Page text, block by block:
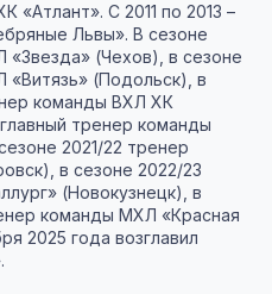
«Атлант». С 2011 по 2013 –
Львы». В сезоне
«Звезда» (Чехов), в сезоне
«Витязь» (Подольск), в
команды ВХЛ ХК
тренер команды
2021/22 тренер
в сезоне 2022/23
(Новокузнецк), в
команды МХЛ «Красная
2025 года возглавил